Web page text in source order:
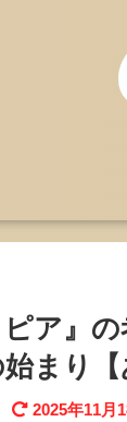
ア』
まり【
2025年11月